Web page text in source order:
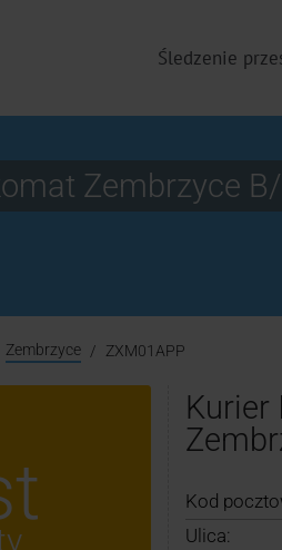
Śledzenie
Zembrzyce
Zembrzyce ZXM01APP
Kurier
Kod
Ulica: